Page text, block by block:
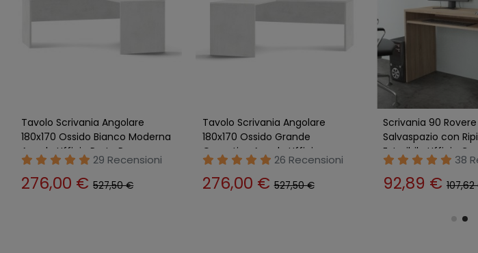
Tavolo Scrivania Angolare
180x170 Ossido Bianco Moderna
Angolo Ufficio Porta Pc
29 Recensioni
276,00 €527,50 €
Tavolo Scrivania Angolare
180x170 Ossido Grande
Operativa Angolo Ufficio
Portapc
26 Recensioni
276,00 €527,50 €
Scrivania 90
Salvaspazio con
Estraibile Ufficio
38
92,89 €